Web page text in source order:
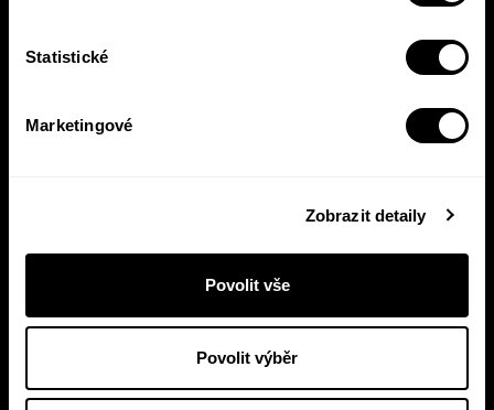
Statistické
Marketingové
Zobrazit detaily
Povolit vše
Povolit výběr
Pasece šustne, ať už vás zajímá pohled do
Přihlášením se k odběru novinek souhlasíte sezpracováním
Časté dotazy Kontakt